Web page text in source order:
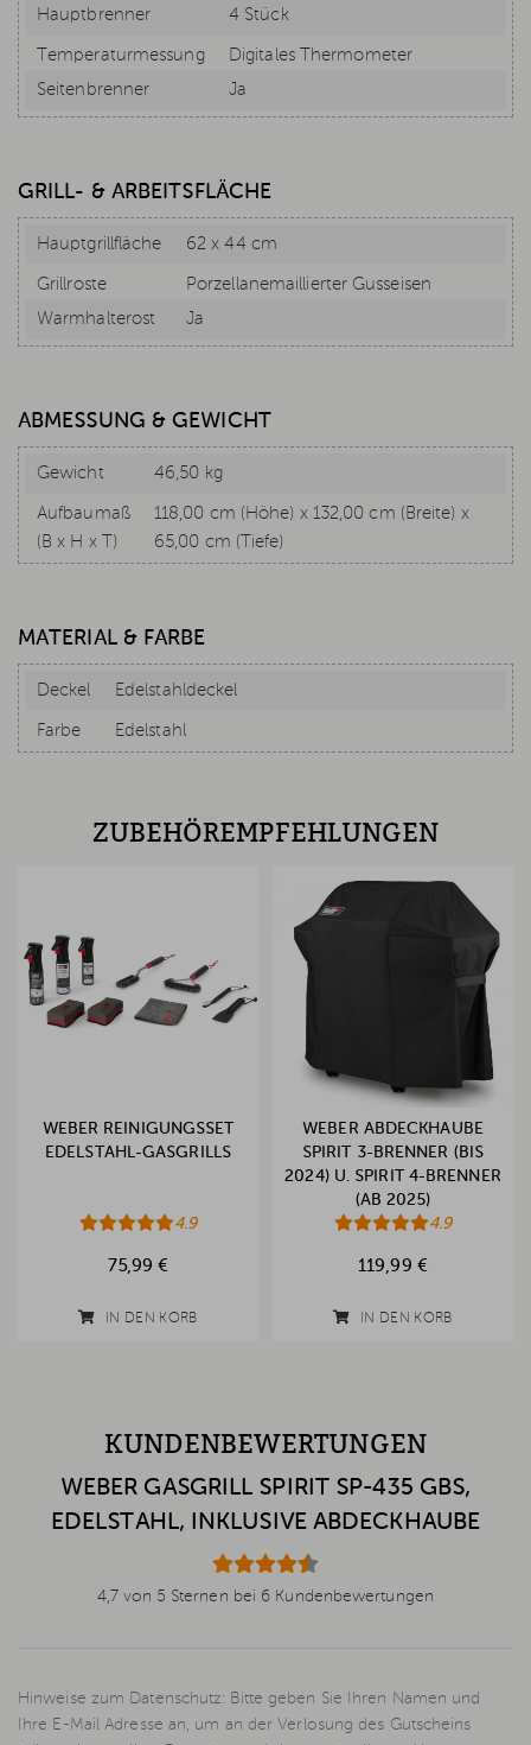
Hauptbrenner 4 Stück
Temperaturmessung
Digitales Thermometer
Seitenbrenner
Ja
GRILL- & ARBEITSFLÄCHE
Hauptgrillfläche 62 x 44 cm
Grillroste
Porzellanemaillierter Gusseisen
Warmhalterost
Ja
ABMESSUNG & GEWICHT
Gewicht 46,50 kg
Aufbaumaß
(B x H x T)
118,00 cm (Höhe) x 132,00 cm (Breite) x
65,00 cm (Tiefe)
MATERIAL & FARBE
Deckel Edelstahldeckel
Farbe Edelstahl
ZUBEHÖREMPFEHLUNGEN
WEBER REINIGUNGSSET
EDELSTAHL-GASGRILLS
4.9
75,99 €
IN DEN KORB
WEBER ABDECKHAUBE
SPIRIT 3-BRENNER (BIS
2024) U. SPIRIT 4-BRENNER
(AB 2025)
4.9
119,99 €
IN DEN KORB
KUNDENBEWERTUNGEN
WEBER GASGRILL SPIRIT SP-435 GBS,
EDELSTAHL, INKLUSIVE ABDECKHAUBE
4,7 von 5 Sternen bei 6 Kundenbewertungen
Hinweise zum Datenschutz: Bitte geben Sie Ihren Namen und
Ihre E-Mail Adresse an, um an der Verlosung des Gutscheins